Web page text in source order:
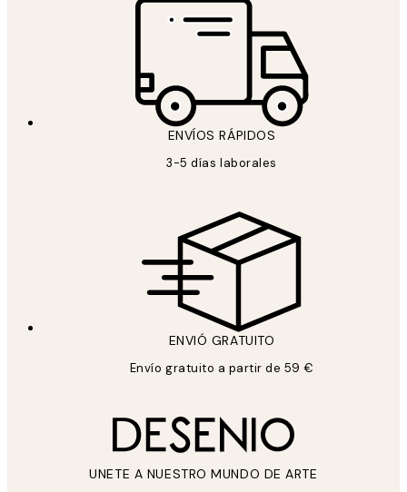
ENVÍOS RÁPIDOS
3-5 días laborales
ENVIÓ GRATUITO
Envío gratuito a partir de 59 €
UNETE A NUESTRO MUNDO DE ARTE